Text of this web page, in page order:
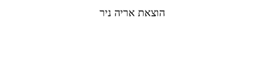
הוצאת אריה ניר